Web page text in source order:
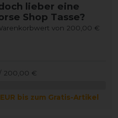
lieber eine
Shop Tasse?
von 200,00 €
200,00 €
bis zum Gratis-Artikel